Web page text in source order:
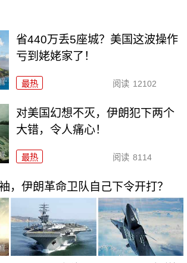
省440万丢5座城？美国这波操作
亏到姥姥家了！
最热 阅读 12102
对美国幻想不灭，伊朗犯下两个
大错，令人痛心！
最热 阅读 8114
，伊朗革命卫队自己下令开打？